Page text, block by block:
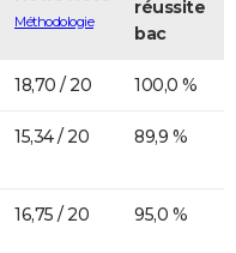
Méthodologie
réussite
bac
18,70 / 20 100,0 %
15,34 / 20 89,9 %
16,75 / 20 95,0 %